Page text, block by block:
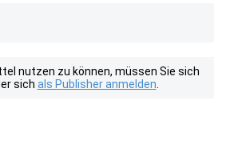
nutzen zu können, müssen Sie sich
sich als Publisher anmelden